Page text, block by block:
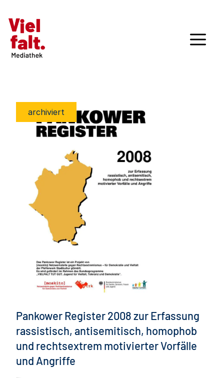
archiviert
Pankower Register 2008 zur Erfassung
rassistisch, antisemitisch, homophob
und rechtsextrem motivierter Vorfälle
und Angriffe